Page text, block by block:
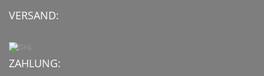
VERSAND:
ZAHLUNG: